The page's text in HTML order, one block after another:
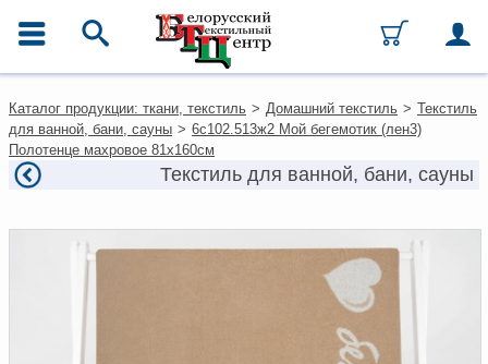
Каталог
Ткани
Домашний текстиль
Одежда
Текстиль для ресторанов и
гостиниц
Каталог продукции: ткани, текстиль > Домашний текстиль > Текстиль
для ванной, бани, сауны > 6с102.513ж2 Мой бегемотик (лен3)
Полотенце махровое 81х160см
Текстиль для ванной, бани, сауны